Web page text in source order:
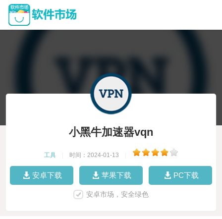
小黑牛加速器vqn
工具 时间：2024-01-13
安卓下载 苹果下载 PC下载
安卓市场，安全绿色